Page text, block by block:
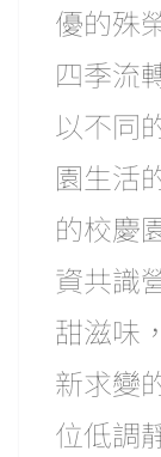
優的殊
四季流
以不同
園生活
的校慶
資共識
甜滋味
新求變
位低調